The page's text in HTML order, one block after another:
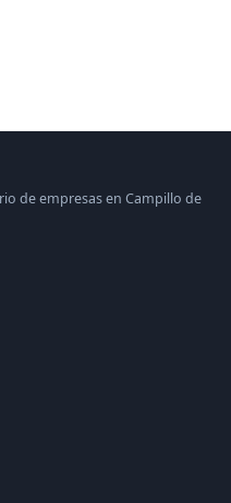
de empresas en Campillo de